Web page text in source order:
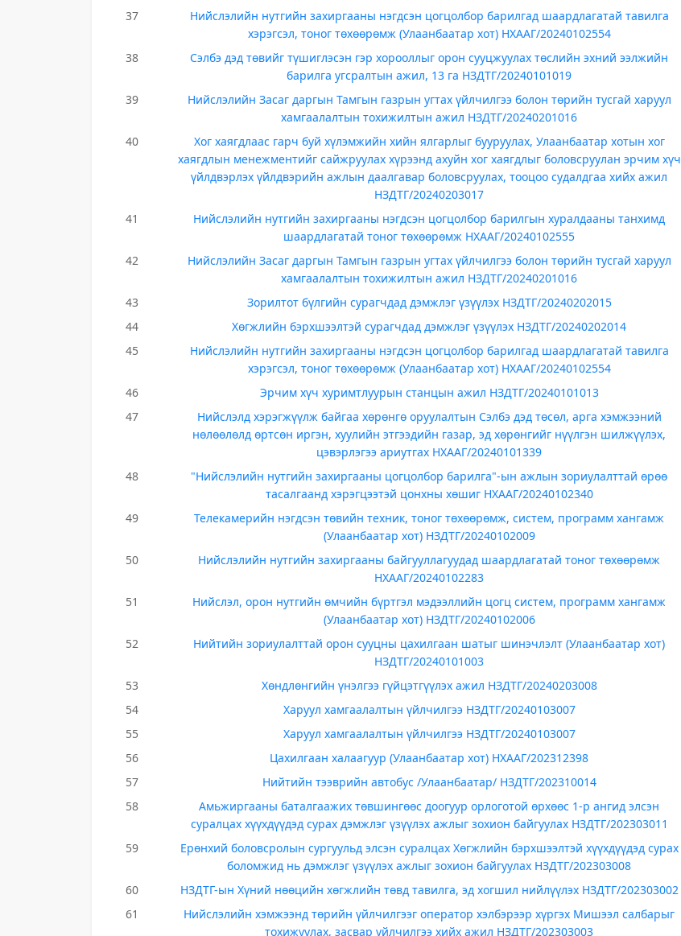
37
Нийслэлийн нутгийн захиргааны нэгдсэн цогцолбор барилгад шаардлагатай тавилга
хэрэгсэл, тоног төхөөрөмж (Улаанбаатар хот) НХААГ/20240102554
38
Сэлбэ дэд төвийг түшиглэсэн гэр хорооллыг орон сууцжуулах төслийн эхний ээлжийн
барилга угсралтын ажил, 13 га НЗДТГ/20240101019
39
Нийслэлийн Засаг даргын Тамгын газрын угтах үйлчилгээ болон төрийн тусгай харуул
хамгаалалтын тохижилтын ажил НЗДТГ/20240201016
40
Хог хаягдлаас гарч буй хүлэмжийн хийн ялгарлыг бууруулах, Улаанбаатар хотын хог
хаягдлын менежментийг сайжруулах хүрээнд ахуйн хог хаягдлыг боловсруулан эрчим хүч
үйлдвэрлэх үйлдвэрийн ажлын даалгавар боловсруулах, тооцоо судалдгаа хийх ажил
НЗДТГ/20240203017
41
Нийслэлийн нутгийн захиргааны нэгдсэн цогцолбор барилгын хуралдааны танхимд
шаардлагатай тоног төхөөрөмж НХААГ/20240102555
42
Нийслэлийн Засаг даргын Тамгын газрын угтах үйлчилгээ болон төрийн тусгай харуул
хамгаалалтын тохижилтын ажил НЗДТГ/20240201016
43 Зорилтот бүлгийн сурагчдад дэмжлэг үзүүлэх НЗДТГ/20240202015
44
Хөгжлийн бэрхшээлтэй сурагчдад дэмжлэг үзүүлэх НЗДТГ/20240202014
45
Нийслэлийн нутгийн захиргааны нэгдсэн цогцолбор барилгад шаардлагатай тавилга
хэрэгсэл, тоног төхөөрөмж (Улаанбаатар хот) НХААГ/20240102554
46 Эрчим хүч хуримтлуурын станцын ажил НЗДТГ/20240101013
47
Нийслэлд хэрэгжүүлж байгаа хөрөнгө оруулалтын Сэлбэ дэд төсөл, арга хэмжээний
нөлөөлөлд өртсөн иргэн, хуулийн этгээдийн газар, эд хөрөнгийг нүүлгэн шилжүүлэх,
цэвэрлэгээ ариутгах НХААГ/20240101339
48
"Нийслэлийн нутгийн захиргааны цогцолбор барилга"-ын ажлын зориулалттай өрөө
тасалгаанд хэрэгцээтэй цонхны хөшиг НХААГ/20240102340
49
Телекамерийн нэгдсэн төвийн техник, тоног төхөөрөмж, систем, программ хангамж
(Улаанбаатар хот) НЗДТГ/20240102009
50
Нийслэлийн нутгийн захиргааны байгууллагуудад шаардлагатай тоног төхөөрөмж
НХААГ/20240102283
51
Нийслэл, орон нутгийн өмчийн бүртгэл мэдээллийн цогц систем, программ хангамж
(Улаанбаатар хот) НЗДТГ/20240102006
52
Нийтийн зориулалттай орон сууцны цахилгаан шатыг шинэчлэлт (Улаанбаатар хот)
НЗДТГ/20240101003
53 Хөндлөнгийн үнэлгээ гүйцэтгүүлэх ажил НЗДТГ/20240203008
54
Харуул хамгаалалтын үйлчилгээ НЗДТГ/20240103007
55
Харуул хамгаалалтын үйлчилгээ НЗДТГ/20240103007
56
Цахилгаан халаагуур (Улаанбаатар хот) НХААГ/202312398
57
Нийтийн тээврийн автобус /Улаанбаатар/ НЗДТГ/202310014
58
Амьжиргааны баталгаажих төвшингөөс доогуур орлоготой өрхөөс 1-р ангид элсэн
суралцах хүүхдүүдэд сурах дэмжлэг үзүүлэх ажлыг зохион байгуулах НЗДТГ/202303011
59
Ерөнхий боловсролын сургуульд элсэн суралцах Хөгжлийн бэрхшээлтэй хүүхдүүдэд сурах
боломжид нь дэмжлэг үзүүлэх ажлыг зохион байгуулах НЗДТГ/202303008
60 НЗДТГ-ын Хүний нөөцийн хөгжлийн төвд тавилга, эд хогшил нийлүүлэх НЗДТГ/202303002
61
Нийслэлийн хэмжээнд төрийн үйлчилгээг оператор хэлбэрээр хүргэх Мишээл салбарыг
тохижуулах, засвар үйлчилгээ хийх ажил НЗДТГ/202303003